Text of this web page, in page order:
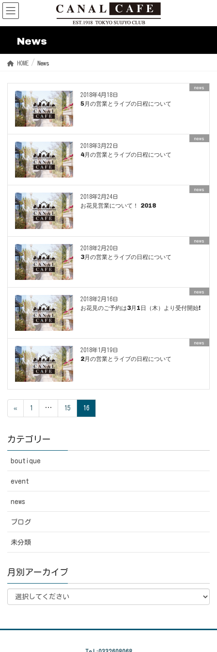
News
HOME News
2018年4月18日
news
5月の営業とライブの日程について
2018年3月22日
news
4月の営業とライブの日程について
2018年2月24日
news
お花見営業について！ 2018
2018年2月20日
news
3月の営業とライブの日程について
2018年2月16日
news
お花見のご予約は3月1日（木）より受付開始!
2018年1月19日
news
2月の営業とライブの日程について
« 1 … 15 16
カテゴリー
boutique
event
news
ブログ
未分類
月別アーカイブ